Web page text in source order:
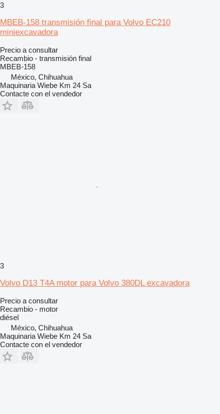
3
MBEB-158 transmisión final para Volvo EC210
miniexcavadora
Precio a consultar
Recambio - transmisión final
MBEB-158
México, Chihuahua
Maquinaria Wiebe Km 24 Sa
Contacte con el vendedor
3
Volvo D13 T4A motor para Volvo 380DL excavadora
Precio a consultar
Recambio - motor
diésel
México, Chihuahua
Maquinaria Wiebe Km 24 Sa
Contacte con el vendedor